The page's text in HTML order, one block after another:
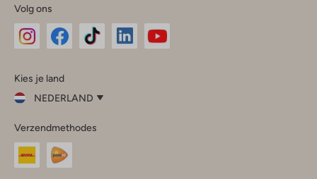
Volg ons
InstagramFacebook
Kies je land
NEDERLAND
je
land
Nederland
Verzendmethodes